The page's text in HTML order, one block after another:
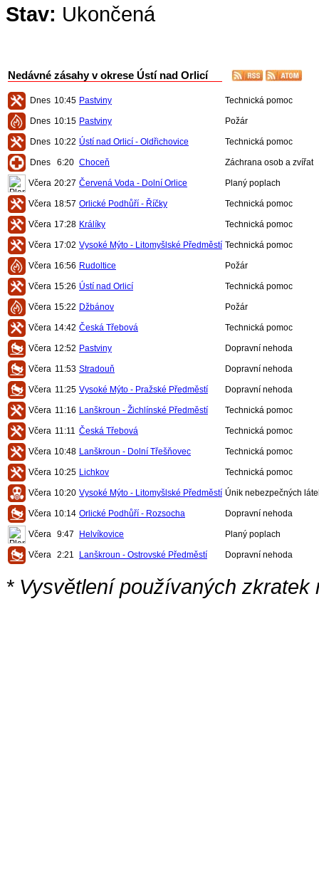
Stav: Ukončená
Nedávné zásahy v okrese Ústí nad Orlicí
Dnes 10:45 Pastviny Technická pomoc
Dnes 10:15 Pastviny Požár
Dnes 10:22 Ústí nad Orlicí - Oldřichovice Technická pomoc
Dnes 6:20 Choceň Záchrana osob a zvířat
Včera 20:27 Červená Voda - Dolní Orlice Planý poplach
Včera 18:57 Orlické Podhůří - Říčky Technická pomoc
Včera 17:28 Králíky Technická pomoc
Včera 17:02 Vysoké Mýto - Litomyšlské Předměstí Technická pomoc
Včera 16:56 Rudoltice Požár
Včera 15:26 Ústí nad Orlicí Technická pomoc
Včera 15:22 Džbánov Požár
Včera 14:42 Česká Třebová Technická pomoc
Včera 12:52 Pastviny Dopravní nehoda
Včera 11:53 Stradouň Dopravní nehoda
Včera 11:25 Vysoké Mýto - Pražské Předměstí Dopravní nehoda
Včera 11:16 Lanškroun - Žichlínské Předměstí Technická pomoc
Včera 11:11 Česká Třebová Technická pomoc
Včera 10:48 Lanškroun - Dolní Třešňovec Technická pomoc
Včera 10:25 Lichkov Technická pomoc
Včera 10:20 Vysoké Mýto - Litomyšlské Předměstí Únik nebezpečných
Včera 10:14 Orlické Podhůří - Rozsocha Dopravní nehoda
Včera 9:47 Helvíkovice Planý poplach
Včera 2:21 Lanškroun - Ostrovské Předměstí Dopravní nehoda
* Vysvětlení používaných zkratek